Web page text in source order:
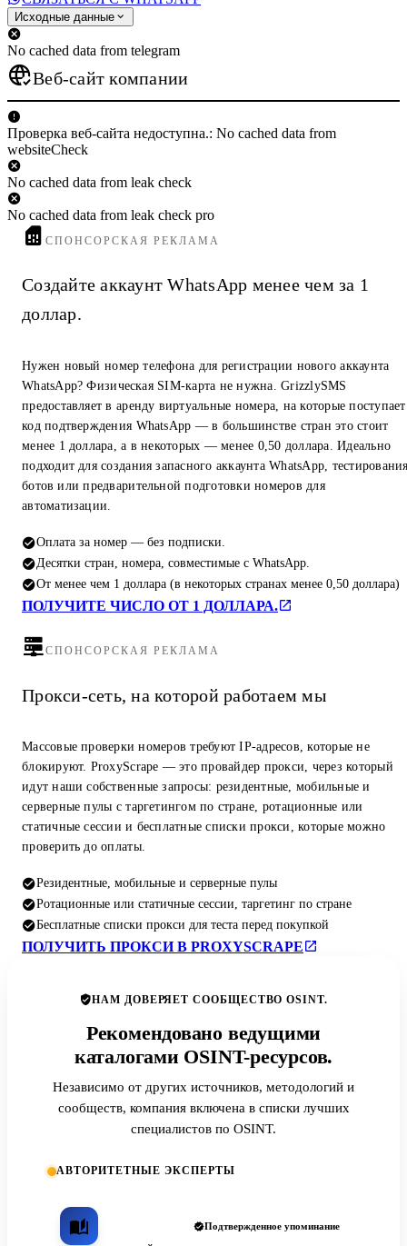
Исходные данные
No cached data from telegram
Веб-сайт компании
Проверка веб-сайта недоступна.: No cached data from
websiteCheck
No cached data from leak check
No cached data from leak check pro
СПОНСОРСКАЯ РЕКЛАМА
Создайте аккаунт WhatsApp менее чем за 1
доллар.
Нужен новый номер телефона для регистрации нового аккаунта
WhatsApp? Физическая SIM-карта не нужна. GrizzlySMS
предоставляет в аренду виртуальные номера, на которые поступает
код подтверждения WhatsApp — в большинстве стран это стоит
менее 1 доллара, а в некоторых — менее 0,50 доллара. Идеально
подходит для создания запасного аккаунта WhatsApp,
ботов или предварительной подготовки номеров для
автоматизации.
Оплата за номер — без подписки.
Десятки стран, номера, совместимые с WhatsApp.
От менее чем 1 доллара (в некоторых странах менее 0,50 доллара)
ПОЛУЧИТЕ ЧИСЛО ОТ 1 ДОЛЛАРА.
СПОНСОРСКАЯ РЕКЛАМА
Прокси-сеть, на которой работаем мы
Массовые проверки номеров требуют IP-адресов, которые не
блокируют. ProxyScrape — это провайдер прокси, через который
идут наши собственные запросы: резидентные, мобильные и
серверные пулы с таргетингом по стране, ротационные или
статичные сессии и бесплатные списки прокси, которые можно
проверить до оплаты.
Резидентные, мобильные и серверные пулы
Ротационные или статичные сессии, таргетинг по стране
Бесплатные списки прокси для теста перед покупкой
ПОЛУЧИТЬ ПРОКСИ В PROXYSCRAPE
НАМ ДОВЕРЯЕТ СООБЩЕСТВО OSINT.
Рекомендовано ведущими
каталогами OSINT-ресурсов.
Независимо от других источников, методологий и
сообществ, компания включена в списки лучших
специалистов по OSINT.
АВТОРИТЕТНЫЕ ЭКСПЕРТЫ
Подтвержденное упоминание